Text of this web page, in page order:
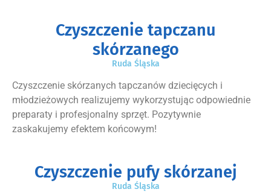
Czyszczenie tapczanu
skórzanego
Ruda Śląska
Czyszczenie skórzanych tapczanów dziecięcych i
młodzieżowych realizujemy wykorzystując odpowiednie
preparaty i profesjonalny sprzęt. Pozytywnie
zaskakujemy efektem końcowym!
Czyszczenie pufy skórzanej
Ruda Śląska